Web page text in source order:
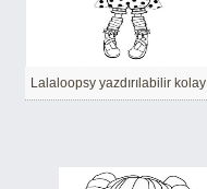
Lalaloopsy yazdırılabilir kolay